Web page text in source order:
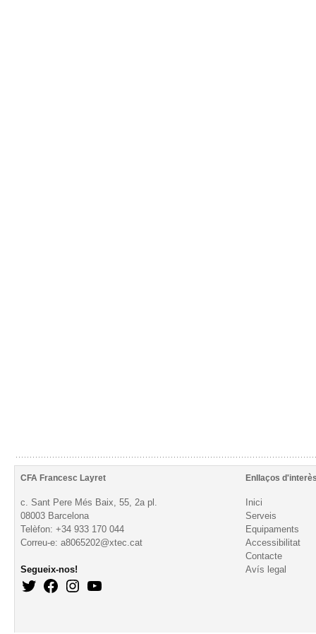
CFA Francesc Layret Enllaços
c. Sant Pere Més Baix, 55, 2a pl.
08003 Barcelona
Telèfon: +34 933 170 044
Correu-e: a8065202@xtec.cat
Segueix-nos!
Inici
Serveis
Equipaments
Accessibilitat
Contacte
Avís legal